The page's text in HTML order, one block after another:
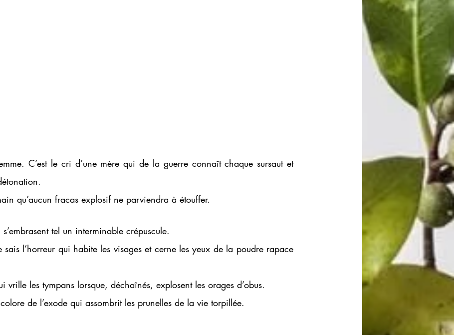
C’est le cri d’une mère qui de la guerre connaît chaque sursaut et
qu’aucun fracas explosif ne parviendra à étouffer.
tel un interminable crépuscule.
sais l’horreur qui habite les visages et cerne les yeux de la poudre rapace
vrille les tympans lorsque, déchaînés, explosent les orages d’obus.
de l’exode qui assombrit les prunelles de la vie torpillée.